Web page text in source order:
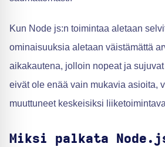
Kun Node js:n toimintaa aletaan
ominaisuuksia aletaan väistämättä
aikakautena, jolloin nopeat ja
eivät ole enää vain mukavia asioita,
muuttuneet keskeisiksi
Miksi palkata